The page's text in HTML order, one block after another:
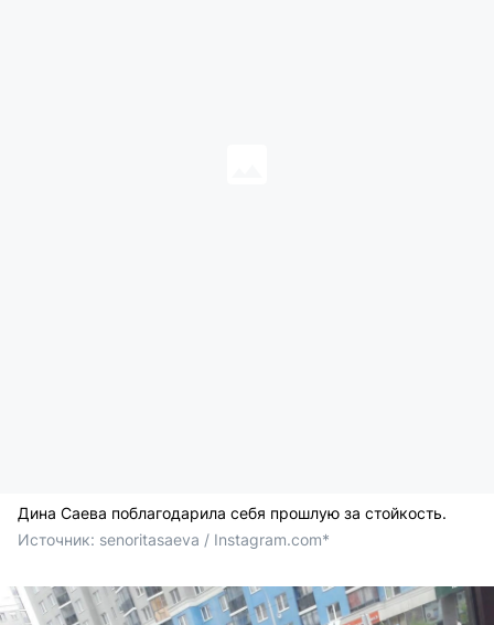
Дина Саева поблагодарила себя прошлую за стойкость.
Источник: senoritasaeva / Instagram.com*